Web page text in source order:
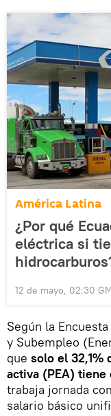
América Latina
¿Por qué
eléctrica si
12 de mayo, 02:30
Según la
y Subempleo
que solo el 32,1%
activa (PEA) tiene
trabaja jornada
salario básico